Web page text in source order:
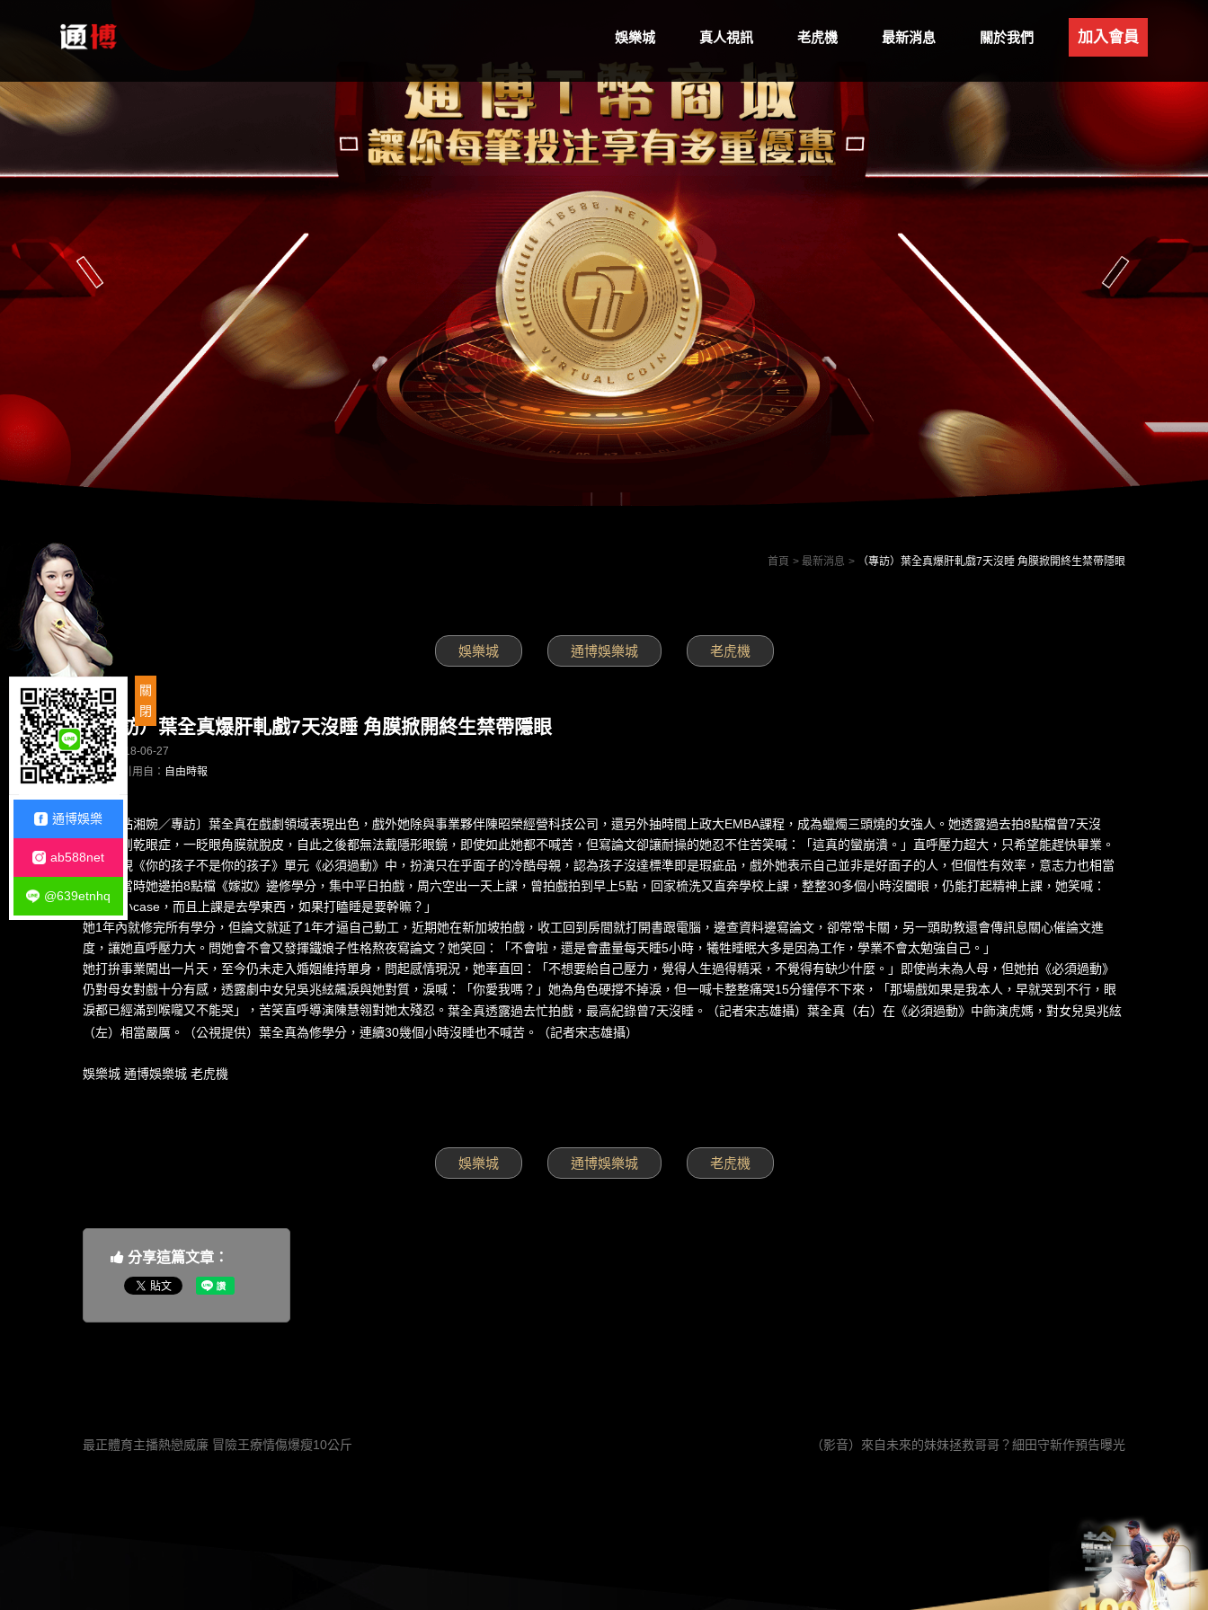
娛樂城 真人視訊 老虎機 最新消息 關於我們 加入會員
首頁 最新消息 （專訪）葉全真爆肝軋戲7天沒睡 角膜掀開終生禁帶隱眼
娛樂城 通博娛樂城 老虎機
（專訪）葉全真爆肝軋戲7天沒睡 角膜掀開終生禁帶隱眼
2018-06-27
文章引用自： 自由時報
〔記者粘湘婉／專訪〕葉全真在戲劇領域表現出色，戲外她除與事業夥伴陳昭榮經營科技公司，還另外抽時間上政大EMBA課程，成為蠟燭三頭燒的女強人。她透露過去拍8點檔曾7天沒
睡，拍到乾眼症，一眨眼角膜就脫皮，自此之後都無法戴隱形眼鏡，即使如此她都不喊苦，但寫論文卻讓耐操的她忍不住苦笑喊：「這真的蠻崩潰。」直呼壓力超大，只希望能趕快畢業。
她在公視《你的孩子不是你的孩子》單元《必須過動》中，扮演只在乎面子的冷酷母親，認為孩子沒達標準即是瑕疵品，戲外她表示自己並非是好面子的人，但個性有效率，意志力也相當
堅定，當時她邊拍8點檔《嫁妝》邊修學分，集中平日拍戲，周六空出一天上課，曾拍戲拍到早上5點，回家梳洗又直奔學校上課，整整30多個小時沒闔眼，仍能打起精神上課，她笑喊：
「這算小case，而且上課是去學東西，如果打瞌睡是要幹嘛？」
她1年內就修完所有學分，但論文就延了1年才逼自己動工，近期她在新加坡拍戲，收工回到房間就打開書跟電腦，邊查資料邊寫論文，卻常常卡關，另一頭助教還會傳訊息關心催論文進
度，讓她直呼壓力大。問她會不會又發揮鐵娘子性格熬夜寫論文？她笑回：「不會啦，還是會盡量每天睡5小時，犧牲睡眠大多是因為工作，學業不會太勉強自己。」
她打拚事業闖出一片天，至今仍未走入婚姻維持單身，問起感情現況，她率直回：「不想要給自己壓力，覺得人生過得精采，不覺得有缺少什麼。」即使尚未為人母，但她拍《必須過動》
仍對母女對戲十分有感，透露劇中女兒吳兆絃飆淚與她對質，淚喊：「你愛我嗎？」她為角色硬撐不掉淚，但一喊卡整整痛哭15分鐘停不下來，「那場戲如果是我本人，早就哭到不行，眼
淚都已經滿到喉嚨又不能哭」，苦笑直呼導演陳慧翎對她太殘忍。 葉全真透露過去忙拍戲，最高紀錄曾7天沒睡。（記者宋志雄攝） 葉全真（右）在《必須過動》中飾演虎媽，對女兒吳兆絃
（左）相當嚴厲。（公視提供） 葉全真為修學分，連續30幾個小時沒睡也不喊苦。（記者宋志雄攝）
娛樂城 通博娛樂城 老虎機
娛樂城 通博娛樂城 老虎機
分享這篇文章：
最正體育主播熱戀威廉 冒險王療情傷爆瘦10公斤 （影音）來自未來的妹妹拯救哥哥？細田守新作預告曝光
通博娛樂
ab588net
@639etnhq
關
閉